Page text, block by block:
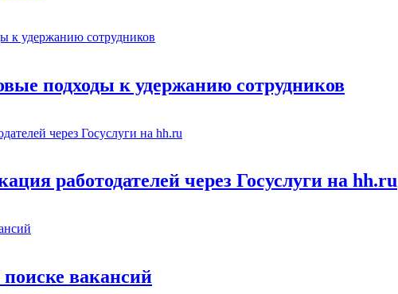
подходы к удержанию сотрудников
работодателей через Госуслуги на hh.ru
вакансий